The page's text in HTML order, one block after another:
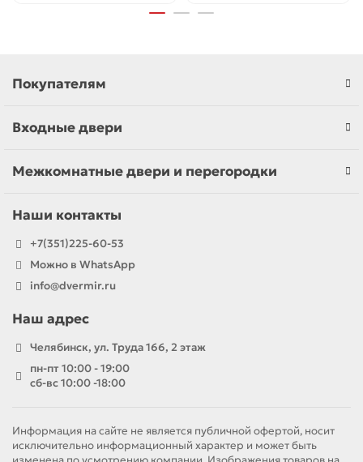
Покупателям
Входные двери
Межкомнатные двери и перегородки
Наши контакты
+7(351)225-60-53
Можно в WhatsApp
info@dvermir.ru
Наш адрес
Челябинск, ул. Труда 166, 2 этаж
пн-пт 10:00 - 19:00
сб-вс 10:00 -18:00
Информация на сайте не является публичной офертой, носит
исключительно информационный характер и может быть